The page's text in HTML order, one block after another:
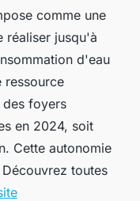
comme une
réaliser jusqu'à
d'eau
ressource
des foyers
en 2024, soit
Cette autonomie
toutes